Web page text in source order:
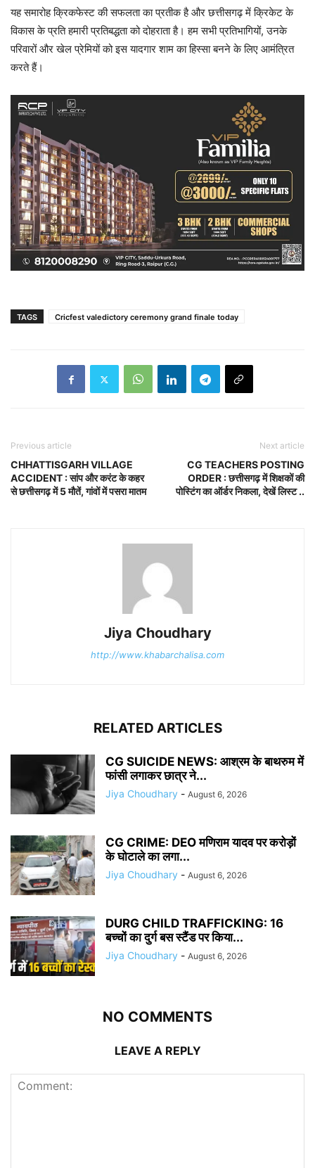
यह समारोह क्रिकफेस्ट की सफलता का प्रतीक है और छत्तीसगढ़ में क्रिकेट के
विकास के प्रति हमारी प्रतिबद्धता को दोहराता है। हम सभी प्रतिभागियों, उनके
परिवारों और खेल प्रेमियों को इस यादगार शाम का हिस्सा बनने के लिए आमंत्रित
करते हैं।
TAGS Cricfest valedictory ceremony grand finale today
Previous article
CHHATTISGARH VILLAGE
ACCIDENT : सांप और करंट के कहर
से छत्तीसगढ़ में 5 मौतें, गांवों में पसरा मातम
Next article
CG TEACHERS POSTING
ORDER : छत्तीसगढ़ में शिक्षकों की
पोस्टिंग का ऑर्डर निकला, देखें लिस्ट ..
Jiya Choudhary
http://www.khabarchalisa.com
RELATED ARTICLES
CG SUICIDE NEWS: आश्रम के बाथरुम में
फांसी लगाकर छात्र ने...
Jiya Choudhary - August 6, 2026
CG CRIME: DEO मणिराम यादव पर करोड़ों
के घोटाले का लगा...
Jiya Choudhary - August 6, 2026
DURG CHILD TRAFFICKING: 16
बच्चों का दुर्ग बस स्टैंड पर किया...
Jiya Choudhary - August 6, 2026
NO COMMENTS
LEAVE A REPLY